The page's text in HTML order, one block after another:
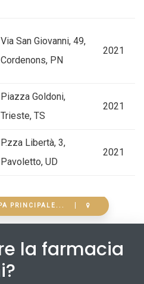
Via San Giovanni, 49,
Cordenons, PN
2021
Piazza Goldoni,
Trieste, TS
2021
P.zza Libertà, 3,
Pavoletto, UD
2021
PRINCIPALE...
la farmacia